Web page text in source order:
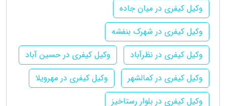
وکیل کیفری در میان جاده
وکیل کیفری در شهرک بنفشه
وکیل کیفری در نظرآباد
وکیل کیفری در حسین آباد
وکیل کیفری در کمالشهر
وکیل کیفری در مهرویلا
وکیل کیفری در بلوار رستاخیز